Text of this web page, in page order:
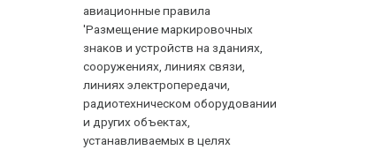
авиационные правила
'Размещение маркировочных
знаков и устройств на зданиях,
сооружениях, линиях связи,
линиях электропередачи,
радиотехническом оборудовании
и других объектах,
устанавливаемых в целях